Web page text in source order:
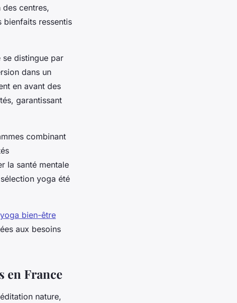
centres,
ressentis
se distingue par
dans un
en avant des
garantissant
combinant
la santé mentale
yoga été
bien-être
aux besoins
en France
nature,